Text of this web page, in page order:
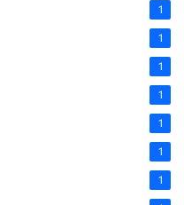
1
1
1
1
1
1
1